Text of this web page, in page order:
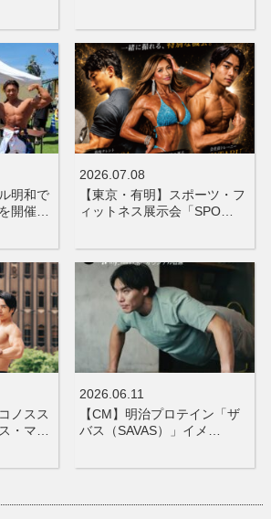
明和で
開催…
2026.07.08
【東京・有明】スポーツ・フ
ィットネス展示会「SPO…
ノスス
・マ…
2026.06.11
【CM】明治プロテイン「ザ
バス（SAVAS）」イメ…